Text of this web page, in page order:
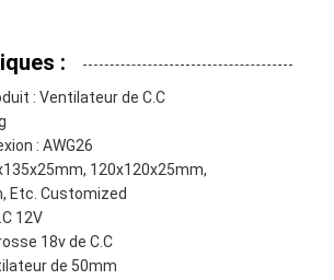
:
: Ventilateur de C.C
: AWG26
120x120x25mm,
Etc. Customized
12V
18v de C.C
de 50mm